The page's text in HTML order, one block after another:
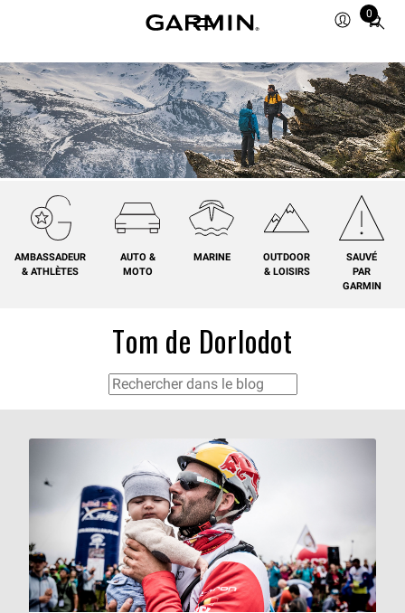
0
Total
in
cart:
0
AMBASSADEUR
& ATHLÈTES
AUTO &
MOTO
MARINE
OUTDOOR
& LOISIRS
SAUVÉ
PAR
GARMIN
Tom de Dorlodot